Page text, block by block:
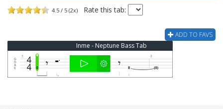
4.5 / 5 (2x) Rate this tab:
ADD TO FAVS
Inme - Neptune Bass Tab